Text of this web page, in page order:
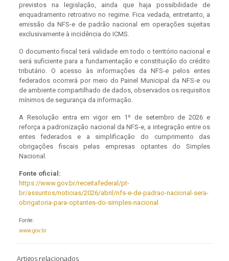
previstos na legislação, ainda que haja possibilidade de
enquadramento retroativo no regime. Fica vedada, entretanto, a
emissão da NFS-e de padrão nacional em operações sujeitas
exclusivamente à incidência do ICMS.
O documento fiscal terá validade em todo o território nacional e
será suficiente para a fundamentação e constituição do crédito
tributário. O acesso às informações da NFS-e pelos entes
federados ocorrerá por meio do Painel Municipal da NFS-e ou
de ambiente compartilhado de dados, observados os requisitos
mínimos de segurança da informação.
A Resolução entra em vigor em 1º de setembro de 2026 e
reforça a padronização nacional da NFS-e, a integração entre os
entes federados e a simplificação do cumprimento das
obrigações fiscais pelas empresas optantes do Simples
Nacional.
Fonte oficial:
https://www.gov.br/receitafederal/pt-
br/assuntos/noticias/2026/abril/nfs-e-de-padrao-nacional-sera-
obrigatoria-para-optantes-do-simples-nacional
Fonte:
www.gov.br
Artigos relacionados